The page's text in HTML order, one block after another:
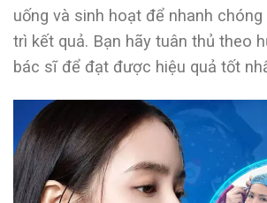
uống và sinh hoạt để nhanh
trì kết quả. Bạn hãy tuân thủ theo
bác sĩ để đạt được hiệu quả tốt